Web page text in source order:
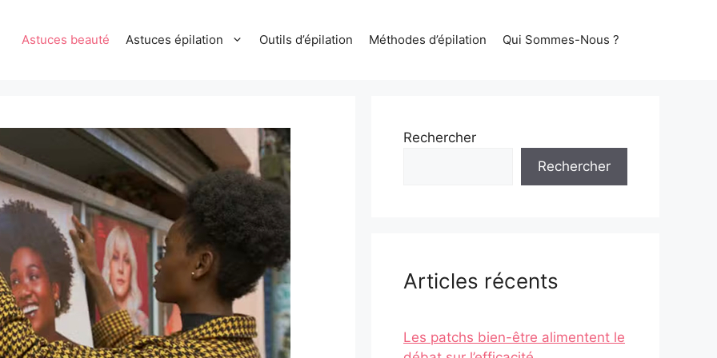
Astuces beauté Astuces épilation Outils d’épilation Méthodes d’épilation Qui Sommes-Nous ?
Rechercher
Rechercher
Articles récents
Les patchs bien-être alimentent le